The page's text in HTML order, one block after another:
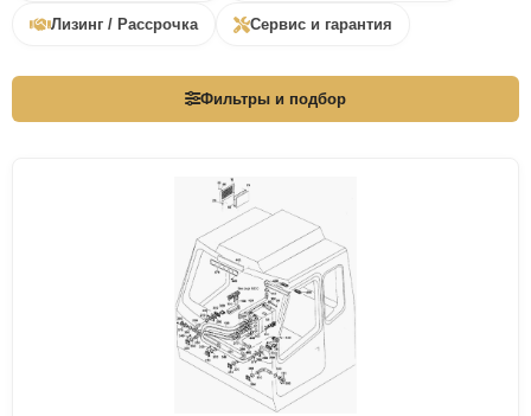
Лизинг / Рассрочка Сервис и гарантия
Фильтры и подбор